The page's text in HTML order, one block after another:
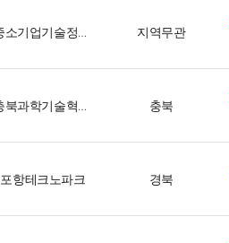
중소기업기술정보진흥원 지역무관
충북과학기술혁신원 충북
포항테크노파크 경북